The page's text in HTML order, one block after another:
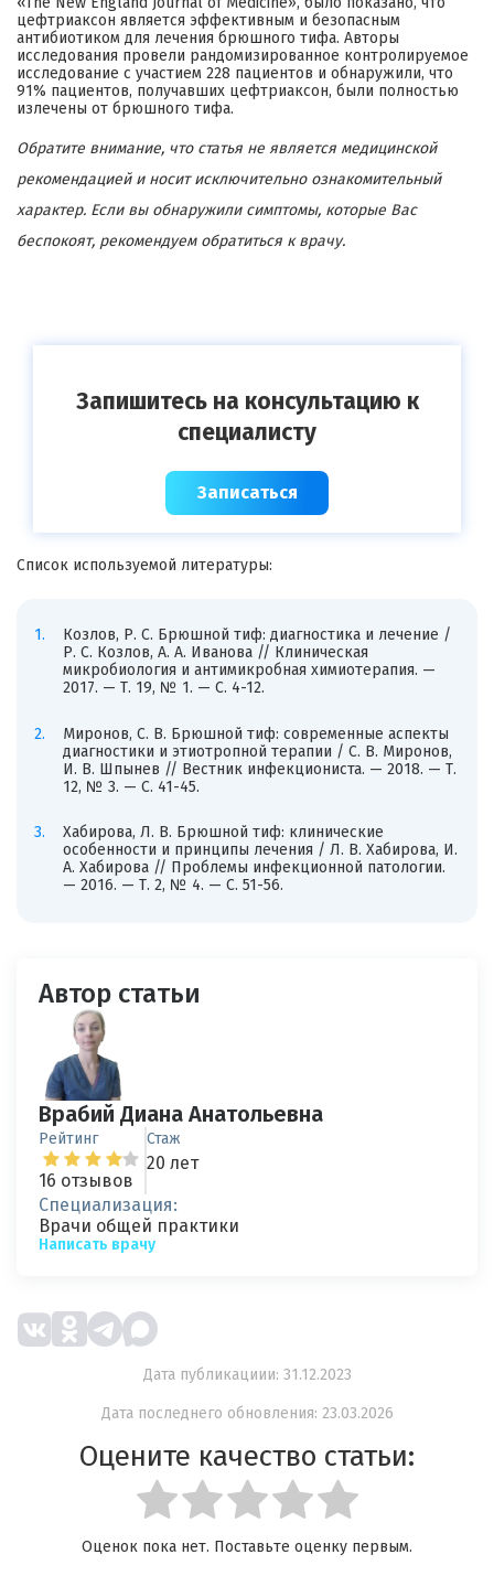
цефтриаксон является эффективным и безопасным
антибиотиком для лечения брюшного тифа. Авторы
исследования провели рандомизированное контролируемое
исследование с участием 228 пациентов и обнаружили, что
91% пациентов, получавших цефтриаксон, были полностью
излечены от брюшного тифа.
Обратите внимание, что статья не является медицинской
рекомендацией и носит исключительно ознакомительный
характер. Если вы обнаружили симптомы, которые Вас
беспокоят, рекомендуем обратиться к врачу.
Запишитесь на консультацию к
специалисту
Записаться
Список используемой литературы:
Козлов, Р. С. Брюшной тиф: диагностика и лечение /
Р. С. Козлов, А. А. Иванова // Клиническая
микробиология и антимикробная химиотерапия. —
2017. — Т. 19, № 1. — С. 4-12.
Миронов, С. В. Брюшной тиф: современные аспекты
диагностики и этиотропной терапии / С. В. Миронов,
И. В. Шпынев // Вестник инфекциониста. — 2018. — Т.
12, № 3. — С. 41-45.
Хабирова, Л. В. Брюшной тиф: клинические
особенности и принципы лечения / Л. В. Хабирова, И.
А. Хабирова // Проблемы инфекционной патологии.
— 2016. — Т. 2, № 4. — С. 51-56.
Автор статьи
Врабий Диана Анатольевна
Рейтинг
16 отзывов
Стаж
20 лет
Специализация:
Врачи общей практики
Написать врачу
Дата публикациии: 31.12.2023
Дата последнего обновления: 23.03.2026
Оцените качество статьи:
Оценок пока нет. Поставьте оценку первым.